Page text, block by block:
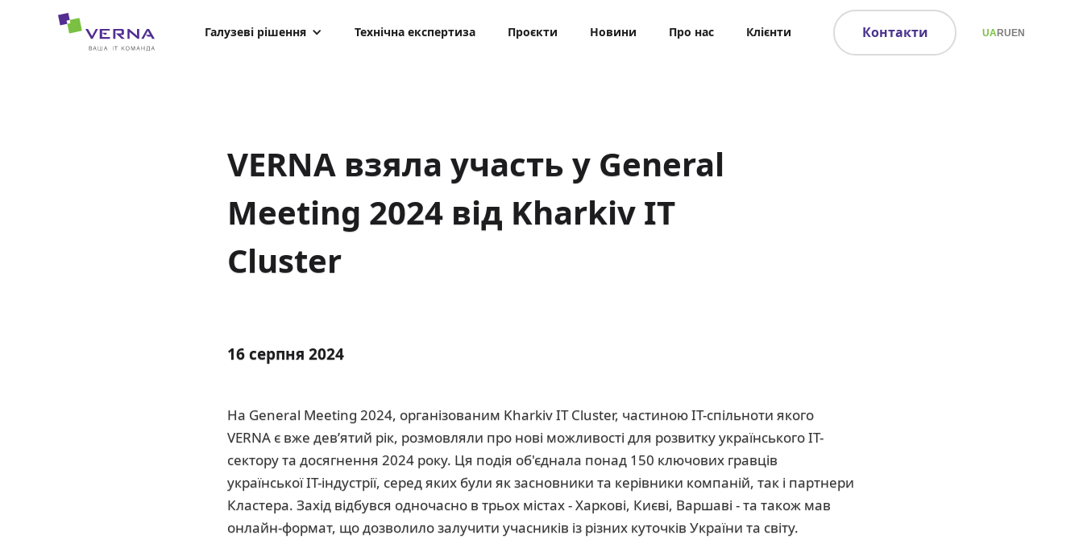
Галузеві рішення Технічна експертиза Проєкти Новини Про нас Клієнти Контакти UARUEN
VERNA взяла участь у General
Meeting 2024 від Kharkiv IT
Cluster
16 серпня 2024
На General Meeting 2024, організованим Kharkiv IT Cluster, частиною ІТ-спільноти якого
VERNA є вже дев’ятий рік, розмовляли про нові можливості для розвитку українського IT-
сектору та досягнення 2024 року. Ця подія об'єднала понад 150 ключових гравців
української IT-індустрії, серед яких були як засновники та керівники компаній, так і партнери
Кластера. Захід відбувся одночасно в трьох містах - Харкові, Києві, Варшаві - та також мав
онлайн-формат, що дозволило залучити учасників із різних куточків України та світу.